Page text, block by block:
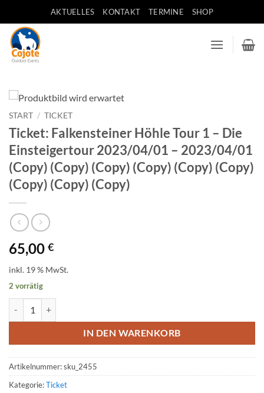
Inhalt
springen
AKTUELLES KONTAKT TERMINE SHOP
START / TICKET
Ticket: Falkensteiner Höhle Tour 1 – Die
Einsteigertour 2023/04/01 – 2023/04/01
(Copy) (Copy) (Copy) (Copy) (Copy) (Copy)
(Copy) (Copy) (Copy)
65,00 €
inkl. 19 % MwSt.
2 vorrätig
IN DEN WARENKORB
Artikelnummer:sku_2455
Kategorie:Ticket